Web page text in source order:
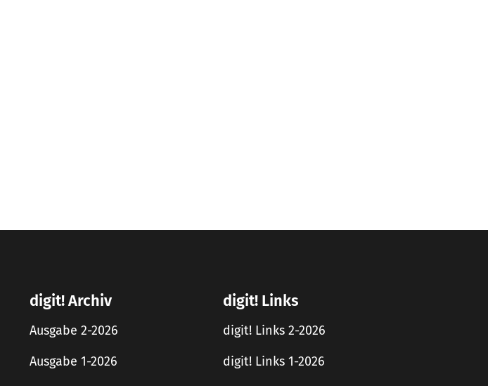
digit! Archiv
Ausgabe 2-2026
Ausgabe 1-2026
digit! Links
digit! Links 2-2026
digit! Links 1-2026